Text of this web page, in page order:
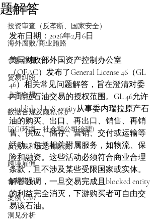
出口管制
投资审查（反垄断、国家安全）
海外腐败/商业贿赂
金融合规
贸易纠纷
上市合规
数据合规及隐私保护
ESG(环境、社会和公司治理)
反洗钱和反恐怖融资
跨境雇佣
合规指引
案例 Case
洞见分析
题解答
发布日期：2026年2月6日
美国财政部外国资产控制办公室
（OFAC）发布了General License 46（GL
46）相关常见问题解答，旨在澄清对委
内瑞拉石油交易的授权范围。GL 46允许
established U.S. entity从事委内瑞拉原产石
油的购买、出口、再出口、销售、再销
售、供应、储存、营销、交付或运输等
活动，包括相关附属服务，如物流、保
险和融资。这些活动必须符合商业合理
条款，且不涉及某些受限国家或实体。
解答强调，一旦交易完成且blocked entity
的利益完全消灭，下游购买者可自由交
易该石油。